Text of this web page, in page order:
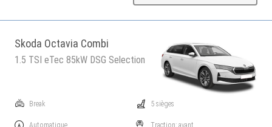
Skoda Octavia Combi
1.5 TSI eTec 85kW DSG Selection
Break
Automatique
5 sièges
Traction: avant